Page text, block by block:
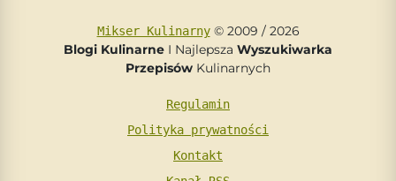
Mikser Kulinarny© 2009 / 2026
Blogi Kulinarne I Najlepsza Wyszukiwarka
Przepisów Kulinarnych
Regulamin
Polityka prywatności
Kontakt